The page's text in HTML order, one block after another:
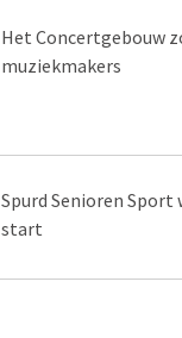
Het Concertgebouw
muziekmakers
Spurd Senioren Sport
start